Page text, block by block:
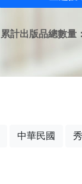
累計出版品總數量
中華民國